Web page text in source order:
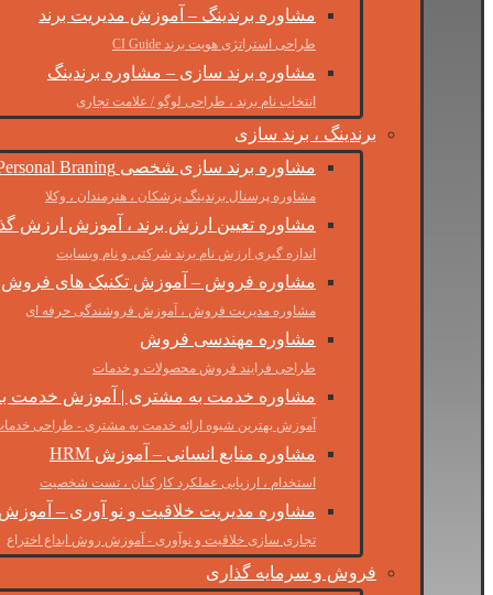
مشاوره برندینگ – آموزش مدیریت برند
طراحی استراتژی هویت برند CI Guide
مشاوره برند سازی – مشاوره برندینگ
انتخاب نام برند ، طراحی لوگو / علامت تجاری
برندینگ ، برند سازی
مشاوره برند سازی شخصی Personal Braning
مشاوره پرسنال برندینگ پزشکان ، هنرمندان ، وکلا
مشاوره تعیین ارزش برند ، آموزش ارزش
اندازه گیری ارزش نام برند شرکتی و نام وبسایت
مشاوره فروش – آموزش تکنیک های فروش
مشاوره مدیریت فروش ، آموزش فروشندگی حرفه ای
مشاوره مهندسی فروش
طراحی فرایند فروش محصولات و خدمات
مشاوره خدمت به مشتری | آموزش خدمت
آموزش بهترین شیوه ارائه خدمت به مشتری - طراحی
مشاوره منابع انسانی – آموزش HRM
استخدام ، ارزیابی عملکرد کارکنان ، تست شخصیت
مشاوره مدیریت خلاقیت و نو آوری –
تجاری سازی خلاقیت و نوآوری - آموزش روش ابداع اختراع
فروش و سرمایه گذاری